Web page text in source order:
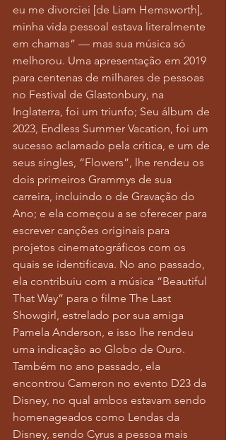
eu me divorciei [de Liam Hemsworth],
minha vida pessoal estava literalmente
em chamas” — mas sua música só
melhorou. Uma apresentação em 2019
para centenas de milhares de pessoas
no Festival de Glastonbury, na
Inglaterra, foi um triunfo; Seu álbum de
2023, Endless Summer Vacation, foi um
sucesso aclamado pela crítica, e um de
seus singles, “Flowers”, lhe rendeu os
dois primeiros Grammys de sua
carreira, incluindo o de Gravação do
Ano; e ela começou a se oferecer para
escrever canções originais para
projetos cinematográficos com os
quais se identificava. No ano passado,
ela contribuiu com a música “Beautiful
That Way” para o filme The Last
Showgirl, estrelado por sua amiga
Pamela Anderson, e isso lhe rendeu
uma indicação ao Globo de Ouro.
Também no ano passado, ela
encontrou Cameron no evento D23 da
Disney, no qual ambos estavam sendo
homenageados como Lendas da
Disney, sendo Cyrus a pessoa mais